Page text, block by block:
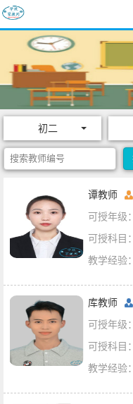
初二
谭教师
可授年级：
可授科目：
教学经验：
库教师
可授年级：
可授科目：
教学经验：